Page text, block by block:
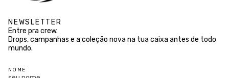
NEWSLETTER
Entre pra crew.
Drops, campanhas e a coleção nova na tua caixa antes de todo
mundo.
NOME